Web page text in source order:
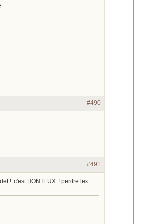
#490
#491
! c'est HONTEUX ! perdre les